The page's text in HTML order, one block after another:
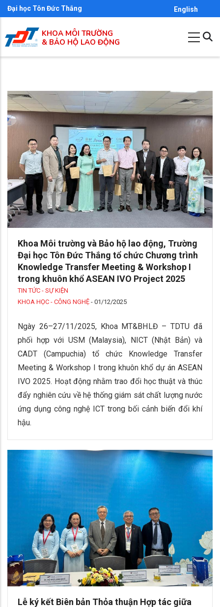
Nhảy
đến
nội
dung
Đại học Tôn Đức Thắng English
KHOA MÔI TRƯỜNG
& BẢO HỘ LAO ĐỘNG
Khoa Môi trường và Bảo hộ lao động, Trường
Đại học Tôn Đức Thắng tổ chức Chương trình
Knowledge Transfer Meeting & Workshop I
trong khuôn khổ ASEAN IVO Project 2025
TIN TỨC - SỰ KIỆN
KHOA HỌC - CÔNG NGHỆ - 01/12/2025
Ngày 26–27/11/2025, Khoa MT&BHLĐ – TDTU đã
phối hợp với USM (Malaysia), NICT (Nhật Bản) và
CADT (Campuchia) tổ chức Knowledge Transfer
Meeting & Workshop I trong khuôn khổ dự án ASEAN
IVO 2025. Hoạt động nhằm trao đổi học thuật và thúc
đẩy nghiên cứu về hệ thống giám sát chất lượng nước
ứng dụng công nghệ ICT trong bối cảnh biến đổi khí
hậu.
Lễ ký kết Biên bản Thỏa thuận Hợp tác giữa